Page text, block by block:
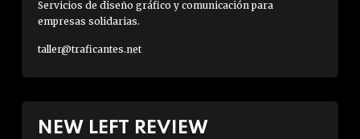
Servicios de diseño gráfico y comunicación para
empresas solidarias.
taller@traficantes.net
NEW LEFT REVIEW